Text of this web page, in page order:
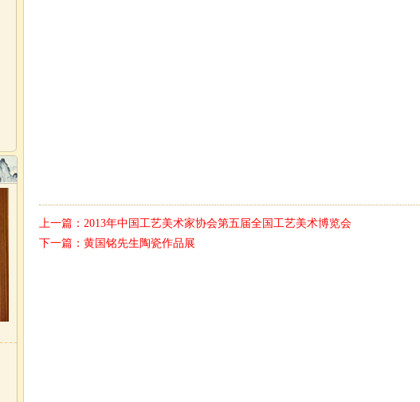
上一篇： 2013年中国工艺美术家协会第五届全国工艺美术博览会
下一篇： 黄国铭先生陶瓷作品展